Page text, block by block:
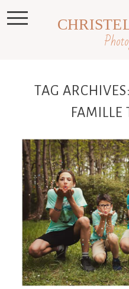
TAG ARCHIVES:
FAMILLE
Une séance